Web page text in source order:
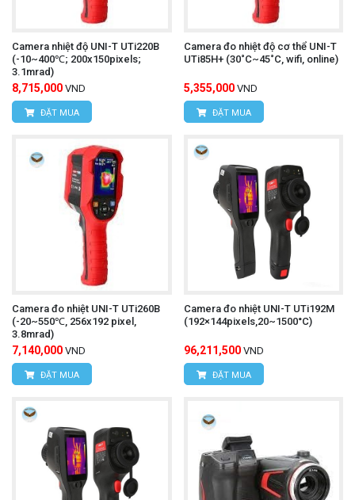
Camera nhiệt độ UNI-T UTi220B
(-10~400℃; 200x150pixels;
3.1mrad)
8,715,000 VND
ĐẶT MUA
Camera đo nhiệt độ cơ thể UNI-T
UTi85H+ (30˚C~45˚C, wifi, online)
5,355,000 VND
ĐẶT MUA
Camera đo nhiệt UNI-T UTi260B
(-20~550℃, 256x192 pixel,
3.8mrad)
7,140,000 VND
ĐẶT MUA
Camera đo nhiệt UNI-T UTi192M
(192×144pixels,20~1500°C)
96,211,500 VND
ĐẶT MUA